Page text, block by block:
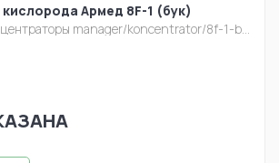
Армед 8F-1 (бук)
manager/koncentrator/8f-1-buk-3-3.jpg